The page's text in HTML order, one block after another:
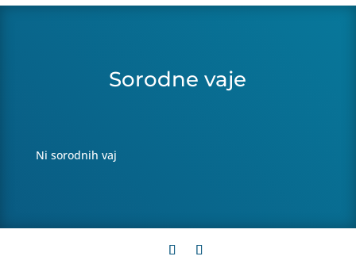
Sorodne vaje
Ni sorodnih vaj